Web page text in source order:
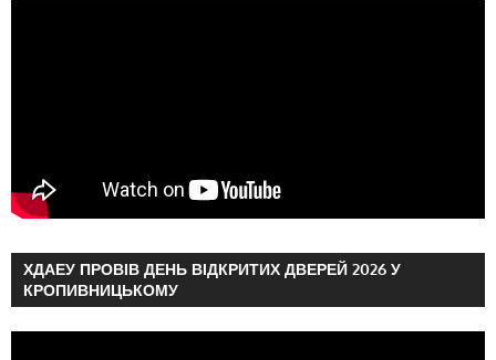
ХДАЕУ ПРОВІВ ДЕНЬ ВІДКРИТИХ ДВЕРЕЙ 2026 У
КРОПИВНИЦЬКОМУ